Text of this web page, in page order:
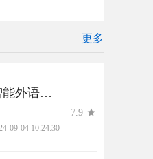
更多
SoEasy智能外语下载官方正版
7.9
09-04 10:24:30